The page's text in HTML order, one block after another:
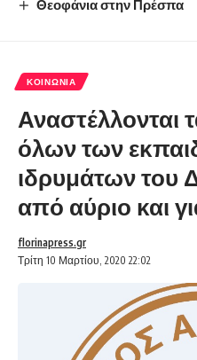
Θεοφάνια στην Πρέσπα
ΚΟΙΝΩΝΊΑ
Αναστέλλονται
όλων των
ιδρυμάτων του
από αύριο και
Τρίτη 10 Μαρτίου, 2020 22:02
florinapress.gr